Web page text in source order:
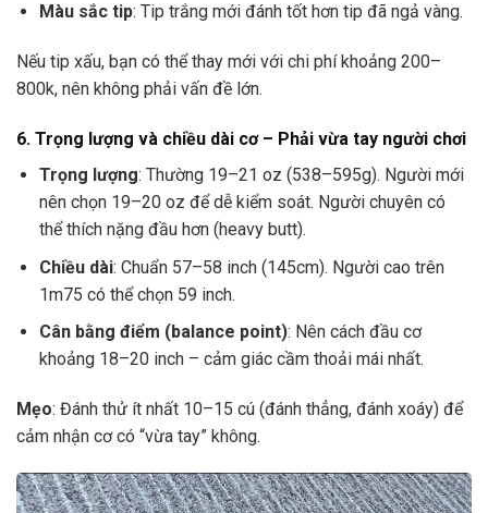
Màu sắc tip: Tip trắng mới đánh tốt hơn tip đã ngả vàng.
Nếu tip xấu, bạn có thể thay mới với chi phí khoảng 200–
800k, nên không phải vấn đề lớn.
6. Trọng lượng và chiều dài cơ – Phải vừa tay người chơi
Trọng lượng: Thường 19–21 oz (538–595g). Người mới
nên chọn 19–20 oz để dễ kiểm soát. Người chuyên có
thể thích nặng đầu hơn (heavy butt).
Chiều dài: Chuẩn 57–58 inch (145cm). Người cao trên
1m75 có thể chọn 59 inch.
Cân bằng điểm (balance point): Nên cách đầu cơ
khoảng 18–20 inch – cảm giác cầm thoải mái nhất.
Mẹo: Đánh thử ít nhất 10–15 cú (đánh thẳng, đánh xoáy) để
cảm nhận cơ có “vừa tay” không.